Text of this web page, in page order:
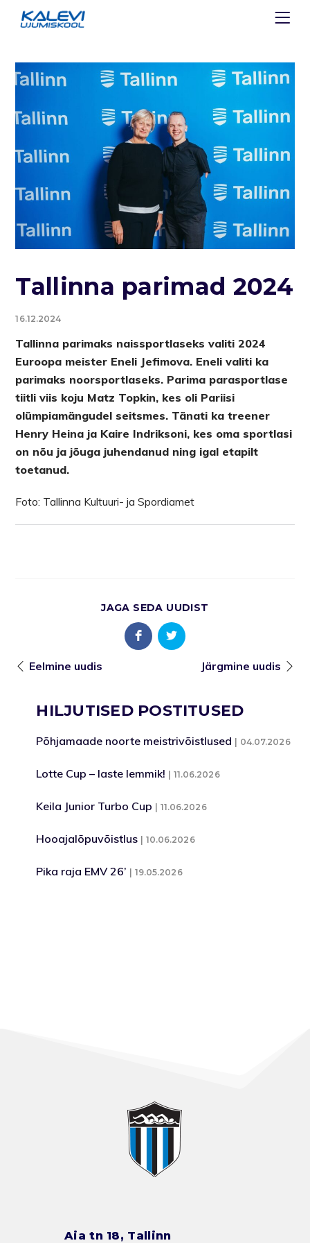
Tallinna parimad 2024
16.12.2024
Tallinna parimaks naissportlaseks valiti 2024
Euroopa meister Eneli Jefimova. Eneli valiti ka
parimaks noorsportlaseks. Parima parasportlase
tiitli viis koju Matz Topkin, kes oli Pariisi
olümpiamängudel seitsmes. Tänati ka treener
Henry Heina ja Kaire Indriksoni, kes oma sportlasi
on nõu ja jõuga juhendanud ning igal etapilt
toetanud.
Foto: Tallinna Kultuuri- ja Spordiamet
JAGA SEDA UUDIST
Eelmine uudis Järgmine uudis
HILJUTISED POSTITUSED
Põhjamaade noorte meistrivõistlused 04.07.2026
Lotte Cup – laste lemmik! 11.06.2026
Keila Junior Turbo Cup 11.06.2026
Hooajalõpuvõistlus 10.06.2026
Pika raja EMV 26’ 19.05.2026
Aia tn 18, Tallinn